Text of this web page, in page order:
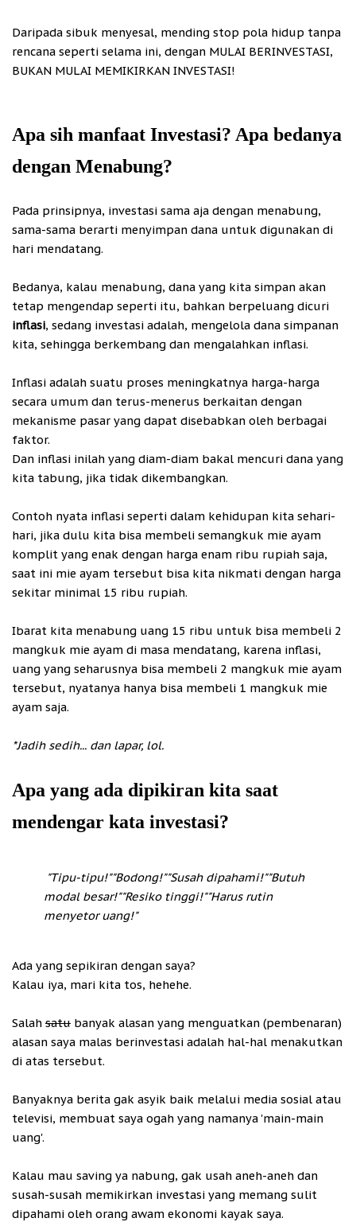
Daripada sibuk menyesal, mending stop pola hidup tanpa
rencana seperti selama ini, dengan MULAI BERINVESTASI,
BUKAN MULAI MEMIKIRKAN INVESTASI!
Apa sih manfaat Investasi? Apa bedanya
dengan Menabung?
Pada prinsipnya, investasi sama aja dengan menabung,
sama-sama berarti menyimpan dana untuk digunakan di
hari mendatang.
Bedanya, kalau menabung, dana yang kita simpan akan
tetap mengendap seperti itu, bahkan berpeluang dicuri
inflasi, sedang investasi adalah, mengelola dana simpanan
kita, sehingga berkembang dan mengalahkan inflasi.
Inflasi adalah suatu proses meningkatnya harga-harga
secara umum dan terus-menerus berkaitan dengan
mekanisme pasar yang dapat disebabkan oleh berbagai
faktor.
Dan inflasi inilah yang diam-diam bakal mencuri dana yang
kita tabung, jika tidak dikembangkan.
Contoh nyata inflasi seperti dalam kehidupan kita sehari-
hari, jika dulu kita bisa membeli semangkuk mie ayam
komplit yang enak dengan harga enam ribu rupiah saja,
saat ini mie ayam tersebut bisa kita nikmati dengan harga
sekitar minimal 15 ribu rupiah.
Ibarat kita menabung uang 15 ribu untuk bisa membeli 2
mangkuk mie ayam di masa mendatang, karena inflasi,
uang yang seharusnya bisa membeli 2 mangkuk mie ayam
tersebut, nyatanya hanya bisa membeli 1 mangkuk mie
ayam saja.
*Jadih sedih... dan lapar, lol.
Apa yang ada dipikiran kita saat
mendengar kata investasi?
"Tipu-tipu!""Bodong!""Susah dipahami!""Butuh
modal besar!""Resiko tinggi!""Harus rutin
menyetor uang!"
Ada yang sepikiran dengan saya?
Kalau iya, mari kita tos, hehehe.
Salah satu banyak alasan yang menguatkan (pembenaran)
alasan saya malas berinvestasi adalah hal-hal menakutkan
di atas tersebut.
Banyaknya berita gak asyik baik melalui media sosial atau
televisi, membuat saya ogah yang namanya 'main-main
uang'.
Kalau mau saving ya nabung, gak usah aneh-aneh dan
susah-susah memikirkan investasi yang memang sulit
dipahami oleh orang awam ekonomi kayak saya.